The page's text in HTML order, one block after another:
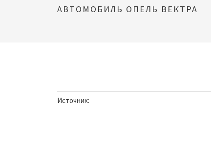
АВТОМОБИЛЬ ОПЕЛЬ ВЕКТРА
Источник: